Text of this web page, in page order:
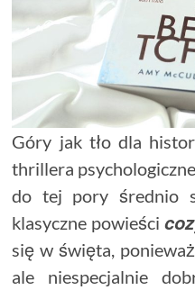
Góry jak tło dla
thrillera
do tej pory średnio
klasyczne powieści
się w święta,
ale niespecjalnie